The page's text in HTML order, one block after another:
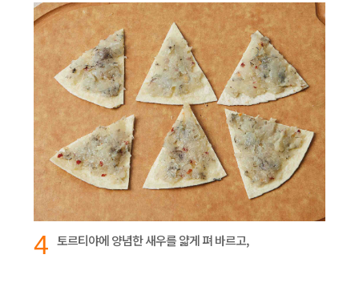
4 토르티야에 양념한 새우를 얇게 펴 바르고,